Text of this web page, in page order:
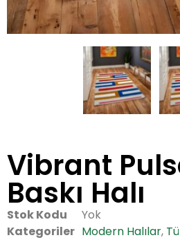
Vibrant
Baskı Halı
Stok Kodu
Yok
Kategoriler Modern Halılar,